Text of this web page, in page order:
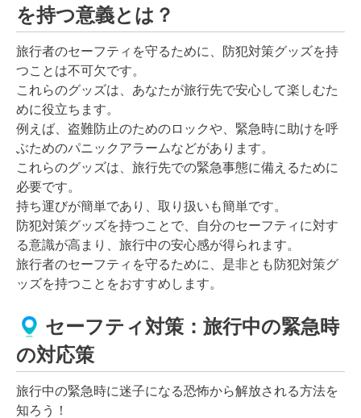
を持つ意義とは？
旅行者のセーフティを守るために、防犯対策グッズを持
つことは不可欠です。
これらのグッズは、あなたが旅行先で安心して楽しむた
めに役立ちます。
例えば、盗難防止のためのロックや、緊急時に助けを呼
ぶためのパニックアラームなどがあります。
これらのグッズは、旅行先での緊急事態に備えるために
必要です。
持ち運びが簡単であり、取り扱いも簡単です。
防犯対策グッズを持つことで、自分のセーフティに対す
る意識が高まり、旅行中の安心感が得られます。
旅行者のセーフティを守るために、是非とも防犯対策グ
ッズを持つことをおすすめします。
セーフティ対策：旅行中の緊急時
の対応策
旅行中の緊急時に迷子になる恐怖から解放される方法を
知ろう！